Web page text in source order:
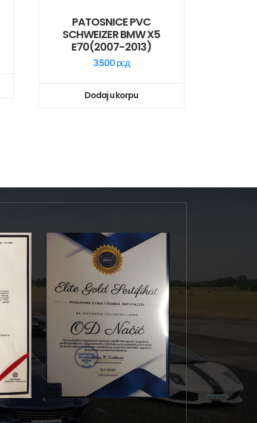
PATOSNICE PVC
SCHWEIZER BMW X5
E70(2007-2013)
3.500 рсд
Dodaj u korpu